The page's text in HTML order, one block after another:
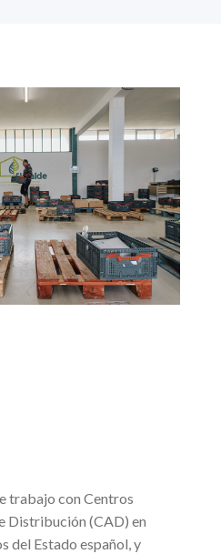
trabajo con Centros
Distribución (CAD) en
del Estado español, y